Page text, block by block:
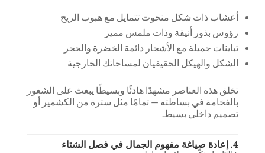
أعشاب ذات شكل منحوت تتمايل مع هبوب الريح
رؤوس بذور أنيقة وذات ملمس مميز
تباينات جميلة مع الأشجار دائمة الخضرة والحجر
الشكل والهيكل الحقيقيان لمساحاتك الخارجية
تخلق هذه العناصر مشهدًا هادئًا وبسيطًا يبعث على الشعور
بالفخامة في بساطته — تمامًا مثل سترة من الكشمير أو
تصميم داخلي بسيط.
4. إعادة صياغة مفهوم الجمال في فصل الشتاء